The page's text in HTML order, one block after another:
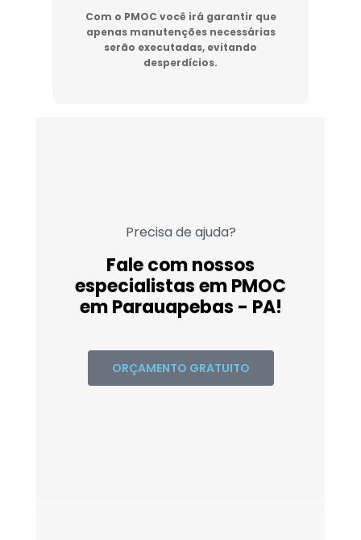
Com o PMOC você irá garantir que
apenas manutenções necessárias
serão executadas, evitando
desperdícios.
Precisa de ajuda?
Fale com nossos
especialistas em PMOC
em Parauapebas - PA!
ORÇAMENTO GRATUITO